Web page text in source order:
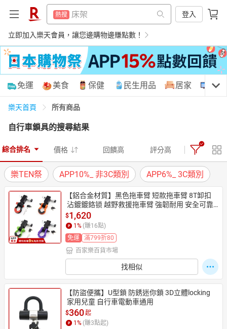
熱搜 床架
熱搜 平板電腦
熱搜 微波爐
熱搜 抽7777點
登入
立即加入樂天會員，讓您邊購物邊賺點數！
熱搜 平板電腦
微波爐
熱搜 抽7777點
熱搜
熱門飯店推薦
購物網分類
居家生活 3C家電 運動休閒 親子玩具
女裝 男裝
免運 美食 保健 民生用品 居家 3C
樂天首頁 所有商品
自行車鎖具的搜尋結果
綜合排名 價格 回饋高 評分高
樂TEN祭 APP10%_ 非3C類別 APP6%_ 3C類別
【鋁合金材質】黑色拖車臂 短款拖車臂 8T卸扣
沾鍍鍍鉻锁 越野救援拖車臂 強韌耐用 安全可靠
車輛救援必备
$1,620
1 % (賺16點)
免運
滿799折80
百家樂百貨市場
找相似
【防盜便攜】U型鎖 防銹迷你鎖 3D立體locking
家用兒童 自行車電動車通用
$360起
1 % (賺3點起)